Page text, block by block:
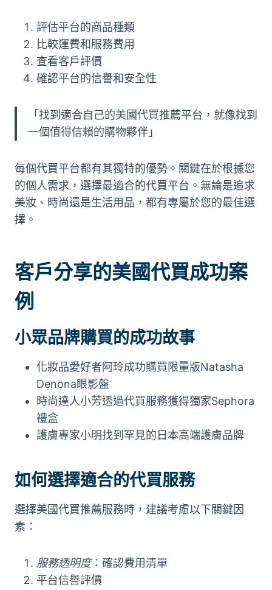
評估平台的商品種類
比較運費和服務費用
查看客戶評價
確認平台的信譽和安全性
「找到適合自己的美國代買推薦平台，就像找到
一個值得信賴的購物夥伴」
每個代買平台都有其獨特的優勢。關鍵在於根據您
的個人需求，選擇最適合的代買平台。無論是追求
美妝、時尚還是生活用品，都有專屬於您的最佳選
擇。
客戶分享的美國代買成功案
例
小眾品牌購買的成功故事
化妝品愛好者阿玲成功購買限量版Natasha
Denona眼影盤
時尚達人小芳透過代買服務獲得獨家Sephora
禮盒
護膚專家小明找到罕見的日本高端護膚品牌
如何選擇適合的代買服務
選擇美國代買推薦服務時，建議考慮以下關鍵因
素：
服務透明度：確認費用清單
平台信譽評價